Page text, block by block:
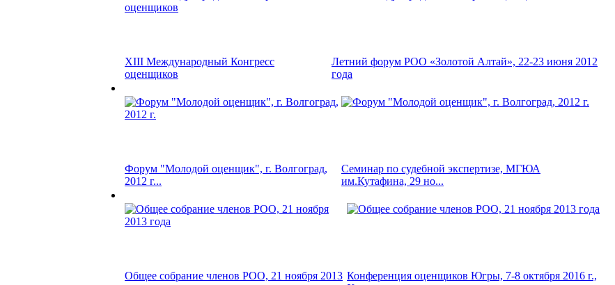
XIII Международный Конгресс
оценщиков
Летний форум РОО «Золотой Алтай», 22-23 июня 2012
года
Форум "Молодой оценщик", г. Волгоград,
2012 г...
Семинар по судебной экспертизе, МГЮА
им.Кутафина, 29 но...
Общее собрание членов РОО, 21 ноября 2013 Конференция оценщиков Югры, 7-8 октября 2016 г.,